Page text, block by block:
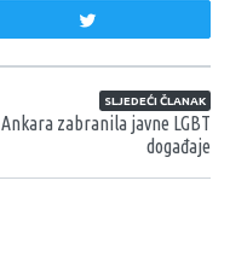
SLJEDEĆI ČLANAK
Ankara zabranila javne LGBT
događaje